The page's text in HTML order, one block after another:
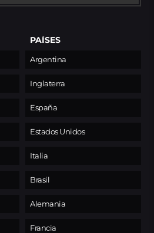
PAÍSES
Argentina
Inglaterra
España
Estados Unidos
Italia
Brasil
Alemania
Francia